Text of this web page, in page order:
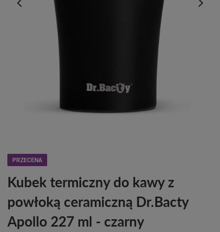
PRZECENA
Kubek termiczny do kawy z
powłoką ceramiczną Dr.Bacty
Apollo 227 ml - czarny